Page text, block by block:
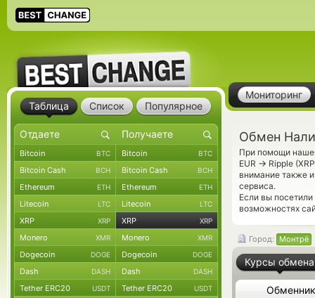
Мониторинг
Обмен
При помощи
EUR → Ripple
внимание также
сервиса.
Если вы
возможностях
Город: Монтрё
Курсы обмена
Обменник
Таблица Список Популярное
Bitcoin BTC Bitcoin BTC
Bitcoin Cash BCH Bitcoin Cash BCH
Ethereum ETH Ethereum ETH
Litecoin LTC Litecoin LTC
XRP XRP XRP XRP
Monero XMR Monero XMR
Dogecoin DOGE Dogecoin DOGE
Dash DASH Dash DASH
Tether ERC20 USDT Tether ERC20 USDT